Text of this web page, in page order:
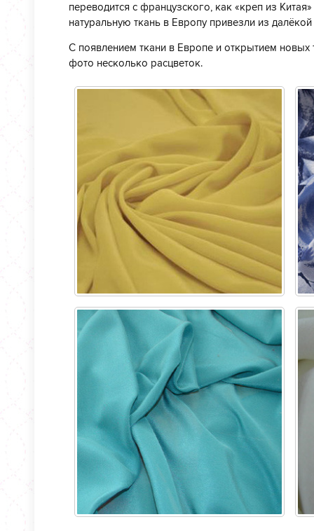
переводится с французского, как «креп из
натуральную ткань в Европу привезли из
С появлением ткани в Европе и открытием
фото несколько расцветок.